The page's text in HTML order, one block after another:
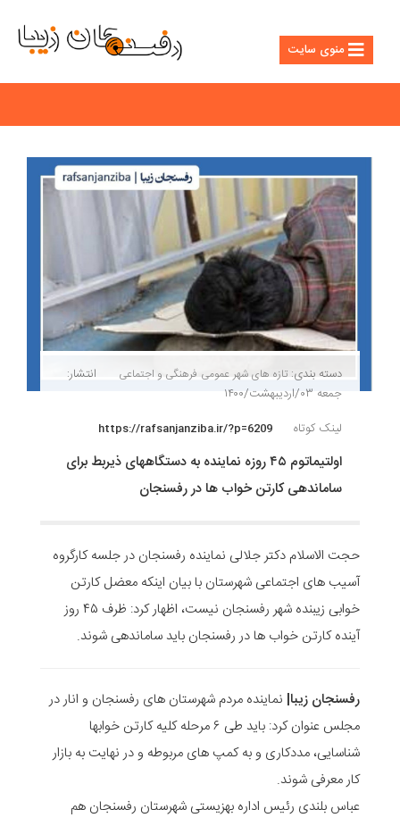
منوی سایت
دسته بندی:تازه های شهر عمومی فرهنگی و اجتماعی
انتشار:
جمعه ۰۳/اردیبهشت/۱۴۰۰
لینک کوتاه
https://rafsanjanziba.ir/?p=6209
اولتیماتوم ۴۵ روزه نماینده به دستگاههای ذیربط برای
ساماندهی کارتن خواب ها در رفسنجان
حجت الاسلام دکتر جلالی نماینده رفسنجان در جلسه کارگروه
آسیب های اجتماعی شهرستان با بیان اینکه معضل کارتن
خوابی زیبنده شهر رفسنجان نیست، اظهار کرد: ظرف ۴۵ روز
آینده کارتن خواب ها در رفسنجان باید ساماندهی شوند.
رفسنجان زیبا| نماینده مردم شهرستان های رفسنجان و انار در
مجلس عنوان کرد: باید طی ۶ مرحله کلیه کارتن خوابها
شناسایی، مددکاری و به کمپ های مربوطه و در نهایت به بازار
کار معرفی شوند.
عباس بلندی رئیس اداره بهزیستی شهرستان رفسنجان هم